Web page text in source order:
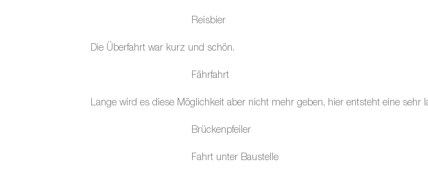
Reisbier
Die Überfahrt war kurz und schön.
Fährfahrt
Lange wird es diese Möglichkeit aber nicht mehr geben, hier entsteht eine sehr
Brückenpfeiler
Fahrt unter Baustelle